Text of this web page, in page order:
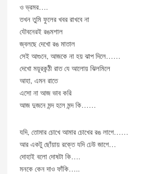
ও ভ্রমর….
তখন তুমি ফুলের খবর রাখবে না
যৌবনেরই রঙমশাল
জ্বলছে দেখো রঙ মাতাল
সেই আগুনে, আজকে না হয় ঝাপ দিলে……
দেখো ময়ূরকন্ঠী রাত যে আলোয় ঝিলমিলে
আহা, এমন রাতে
এসো না আজ ভাব করি
আজ দুজনে মন্দ হলে মন্দ কি……
যদি, তোমার চোখে আমার চোখের রঙ লাগে……
আর একটু ছোঁয়ায় রক্তে যদি ঢেউ জাগে…
দোহাই বলো দোষটা কি….
মনকে কেন দাও ফাঁকি…..